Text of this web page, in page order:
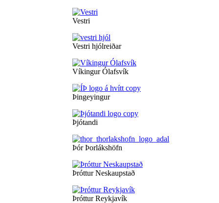
Vestri
Vestri hjólreiðar
Víkingur Ólafsvík
Þingeyingur
Þjótandi
Þór Þorlákshöfn
Þróttur Neskaupstað
Þróttur Reykjavík